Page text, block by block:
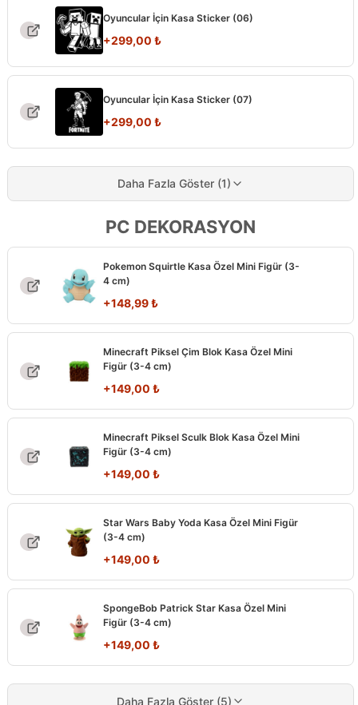
Oyuncular İçin Kasa Sticker (06)
+299,00 ₺
Oyuncular İçin Kasa Sticker (07)
+299,00 ₺
Daha Fazla Göster (1)
PC DEKORASYON
Pokemon Squirtle Kasa Özel Mini Figür (3-
4 cm)
+148,99₺
Minecraft Piksel Çim Blok Kasa Özel Mini
Figür (3-4 cm)
+149,00 ₺
Minecraft Piksel Sculk Blok Kasa Özel Mini
Figür (3-4 cm)
+149,00 ₺
Star Wars Baby Yoda Kasa Özel Mini Figür
(3-4 cm)
+149,00 ₺
SpongeBob Patrick Star Kasa Özel Mini
Figür (3-4 cm)
+149,00 ₺
Daha Fazla Göster (5)